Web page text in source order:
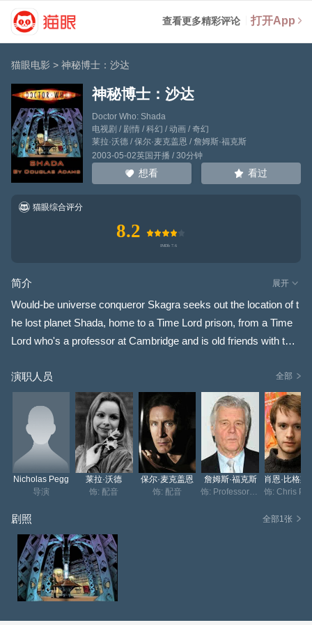
查看更多精彩评论 打开App
猫眼电影 >神秘博士：沙达
神秘博士：沙达
Doctor Who: Shada
电视剧 / 剧情 / 科幻 / 动画 / 奇幻
莱拉·沃德/ 保尔·麦克盖恩 / 詹姆斯·福克斯
2003-05-02英国开播 / 30分钟
想看 看过
猫眼综合评分
8.2
简介 展开
Would-be universe conqueror Skagra seeks out the location of t
he lost planet Shada, home to a Time Lord prison, from a Time
Lord who's a professor at Cambridge and is old friends with the
演职人员
全部
Nicholas Pegg
导演
莱拉·沃德
饰: 配音
保尔·麦克盖恩
饰: 配音
詹姆斯·福克斯
剧照 全部1张